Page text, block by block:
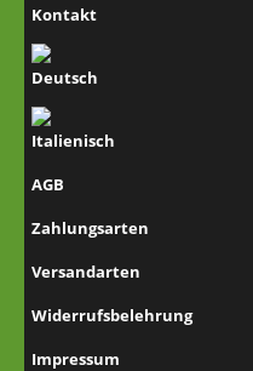
Kontakt
AGB
Zahlungsarten
Versandarten
Widerrufsbelehrung
Impressum